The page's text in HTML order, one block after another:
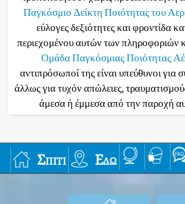
Παγκόσμιο Δείκτη Ποιότητας του
εύλογες δεξιότητες και φροντίδα
περιεχομένου αυτών των πληροφοριών
Ομάδα Παγκόσμιας Ποιότητας
αντιπρόσωποί της είναι υπεύθυνοι για
άλλως για τυχόν απώλειες,
άμεσα ή έμμεσα από την παροχή
Σπίτι Εδώ